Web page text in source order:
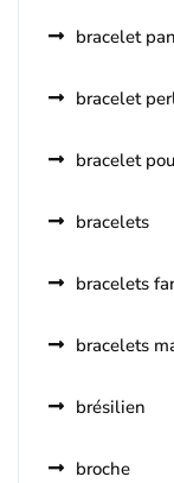
bracelet
bracelet
bracelet
bracelets
bracelets
bracelets
brésilien
broche